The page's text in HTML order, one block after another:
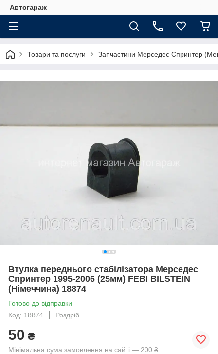
Автогараж
Товари та послуги Запчастини Мерседес Спринтер
Втулка переднього стабілізатора Мерседес
Спринтер 1995-2006 (25мм) FEBI BILSTEIN
(Німеччина) 18874
Готово до відправки
Код: 18874
Роздріб
50 ₴
Мінімальна сума замовлення на сайті — 200 ₴